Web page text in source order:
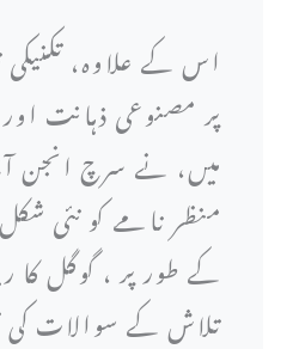
اس کے علاوہ،
پر مصنوعی ذہانت
میں، نے سرچ انجن
منظر نامے کو نئی
کے طور پر ، گوگل کا
تلاش کے سوالات